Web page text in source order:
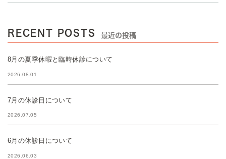
RECENT POSTS 最近の投稿
8月の夏季休暇と臨時休診について
2026.08.01
7月の休診日について
2026.07.05
6月の休診日について
2026.06.03